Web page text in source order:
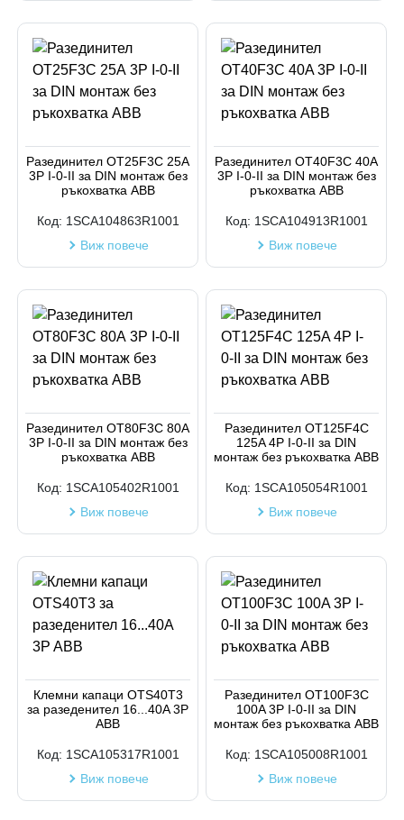
Разединител OT25F3C 25А
3P I-0-II за DIN монтаж без
ръкохватка АВВ
Код: 1SCA104863R1001
Виж повече
Разединител OT40F3C 40A
3P I-0-II за DIN монтаж без
ръкохватка АВВ
Код: 1SCA104913R1001
Виж повече
Разединител OT80F3C 80А
3P I-0-II за DIN монтаж без
ръкохватка АВВ
Код: 1SCA105402R1001
Виж повече
Разединител OT125F4C
125A 4P I-0-II за DIN
монтаж без ръкохватка АВВ
Код: 1SCA105054R1001
Виж повече
Клемни капаци OTS40T3
за разеденител 16...40A 3P
ABB
Код: 1SCA105317R1001
Виж повече
Разединител OT100F3C
100A 3P I-0-II за DIN
монтаж без ръкохватка АВВ
Код: 1SCA105008R1001
Виж повече